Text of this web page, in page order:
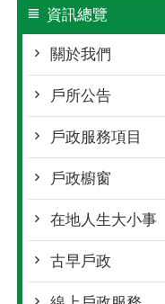
資訊總覽
關於我們
戶所公告
戶政服務項目
戶政櫥窗
在地人生大小事
古早戶政